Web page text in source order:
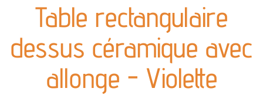
séjours
meubles de complément
chambres et dressing
Table rectangulaire
dessus céramique avec
allonge - Violette